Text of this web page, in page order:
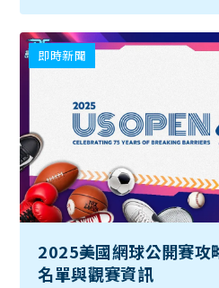
即時新聞
2025美國網球公開賽攻
名單與觀賽資訊